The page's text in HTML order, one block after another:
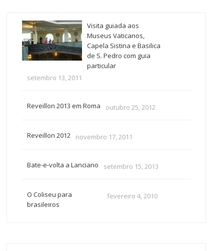
Visita guiada aos
Museus Vaticanos,
Capela Sistina e Basilica
de S. Pedro com guia
particular
setembro 13, 2011
Reveillon 2013 em Roma outubro 25, 2012
Reveillon 2012 novembro 17, 2011
Bate-e-volta a Lanciano setembro 15, 2013
O Coliseu para
brasileiros
fevereiro 4, 2010